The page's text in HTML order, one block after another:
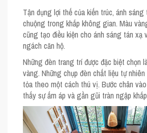
Tận dụng lợi thế của kiến trúc, ánh sáng
chuộng trong khắp không gian. Màu
cũng tạo điều kiện cho ánh sáng tán xạ
ngách căn hộ.
Những đèn trang trí được đặc biệt chọn
vàng. Những chụp đèn chất liệu tự
tỏa theo một cách thú vị. Bước chân
thấy sự ấm áp và gần gũi tràn ngập